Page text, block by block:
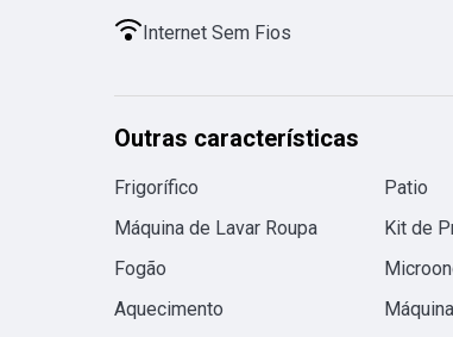
Internet Sem Fios
Outras características
Frigorífico Patio
Máquina de Lavar Roupa
Kit de
Fogão
Aquecimento